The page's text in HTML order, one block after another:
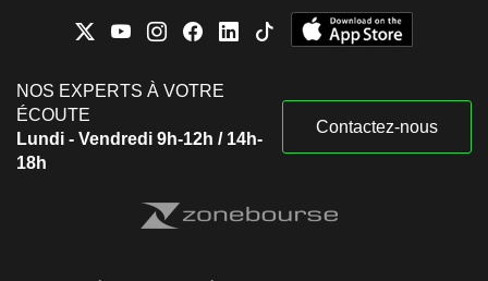
NOS EXPERTS À VOTRE
ÉCOUTE
Lundi - Vendredi 9h-12h / 14h-
18h
Contactez-nous